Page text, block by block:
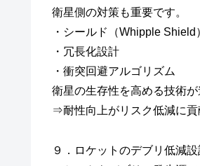
衛星側の対策も重要です。
・シールド（Whipple Shield
・冗長化設計
・衝突回避アルゴリズム
衛星の生存性を高める技術が
⇒耐性向上がリスク低減に貢
９．ロケットのデブリ低減